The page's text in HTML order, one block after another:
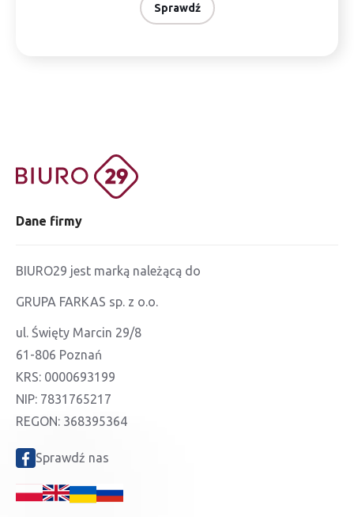
Sprawdź
Dane firmy
BIURO29 jest marką należącą do
GRUPA FARKAS sp. z o.o.
ul. Święty Marcin 29/8
61-806 Poznań
KRS: 0000693199
NIP: 7831765217
REGON: 368395364
Sprawdź nas